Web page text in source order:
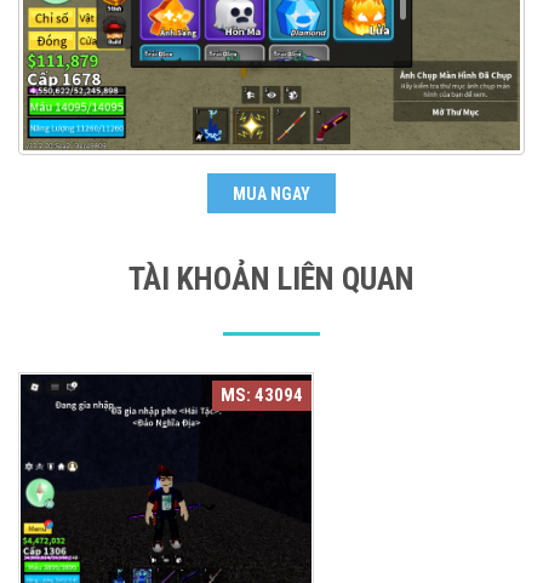
MUA NGAY
TÀI KHOẢN LIÊN QUAN
MS: 43094